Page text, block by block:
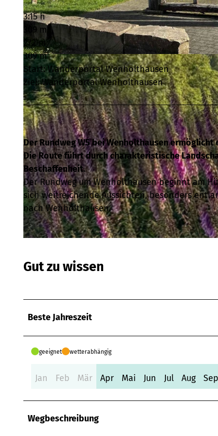
© Schmallenberger Sauerland Tourismus, Schmallenberger Sauerland Tourismus | CC-BY-SA
3:15 h
309 m
272 m
309 m
Start: Wanderportal Wenholthausen
Ziel: Wanderportal Wenholthausen
Der Rundweg W5 bei Wenholthausen
Die Route führt durch charakteristische
Beschaffenheit.
Der Rundweg um Wenholthausen beginnt am
sich weitreichende Aussichten, besonders
nach Wenholthausen.
Gut zu wissen
Beste Jahreszeit
geeignet wetterabhängig
Jan Feb Mär Apr Mai Jun Jul Aug Sep
Wegbeschreibung